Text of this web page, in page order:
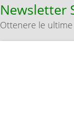
Newsletter
Ottenere le